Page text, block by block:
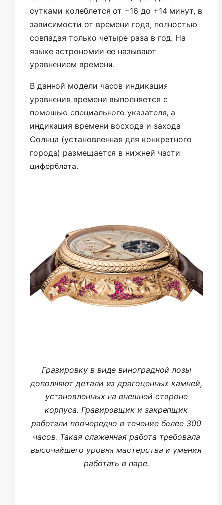
сутками колеблется от −16 до +14 минут, в
зависимости от времени года, полностью
совпадая только четыре раза в год. На
языке астрономии ее называют
уравнением времени.
В данной модели часов индикация
уравнения времени выполняется с
помощью специального указателя, а
индикация времени восхода и захода
Солнца (установленная для конкретного
города) размещается в нижней части
циферблата.
Гравировку в виде виноградной лозы
дополняют детали из драгоценных камней,
установленных на внешней стороне
корпуса. Гравировщик и закрепщик
работали поочередно в течение более 300
часов. Такая слаженная работа требовала
высочайшего уровня мастерства и умения
работать в паре.